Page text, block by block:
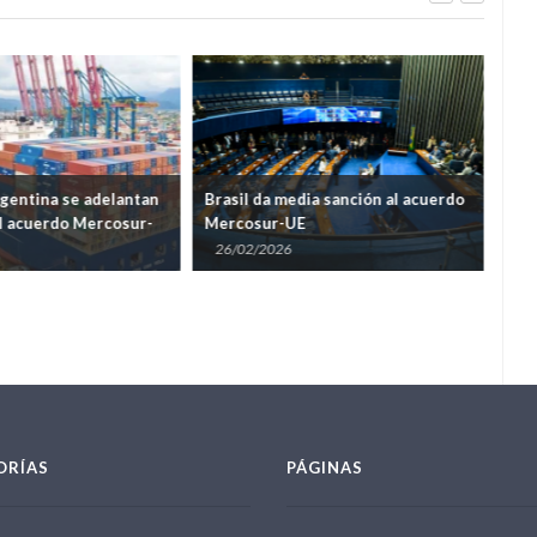
se adelantan
acuerdo Mercosur-
Brasil da media sanción al acuerdo
Mercosur-UE
26/02/2026
PÁGINAS